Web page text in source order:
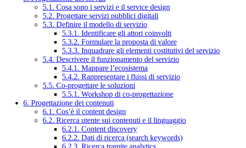
5.1. Cosa sono i servizi e il service design
5.2. Progettare servizi pubblici digitali
5.3. Definire il modello di servizio
5.3.1. Identificare gli attori coinvolti
5.3.2. Formulare la proposta di valore
5.3.3. Inquadrare gli elementi costitutivi del servizio
5.4. Descrivere il funzionamento del servizio
5.4.1. Mappare l’ecosistema
5.4.2. Rappresentare i flussi di servizio
5.5. Co-progettare le soluzioni
5.5.1. Workshop di co-progettazione
6. Progettazione dei contenuti
6.1. Cos’è il content design
6.2. Ricerca utente sui contenuti e il linguaggio
6.2.1. Content discovery
6.2.2. Dati di ricerca (search keywords)
6.2.3. Ricerca tramite analytics